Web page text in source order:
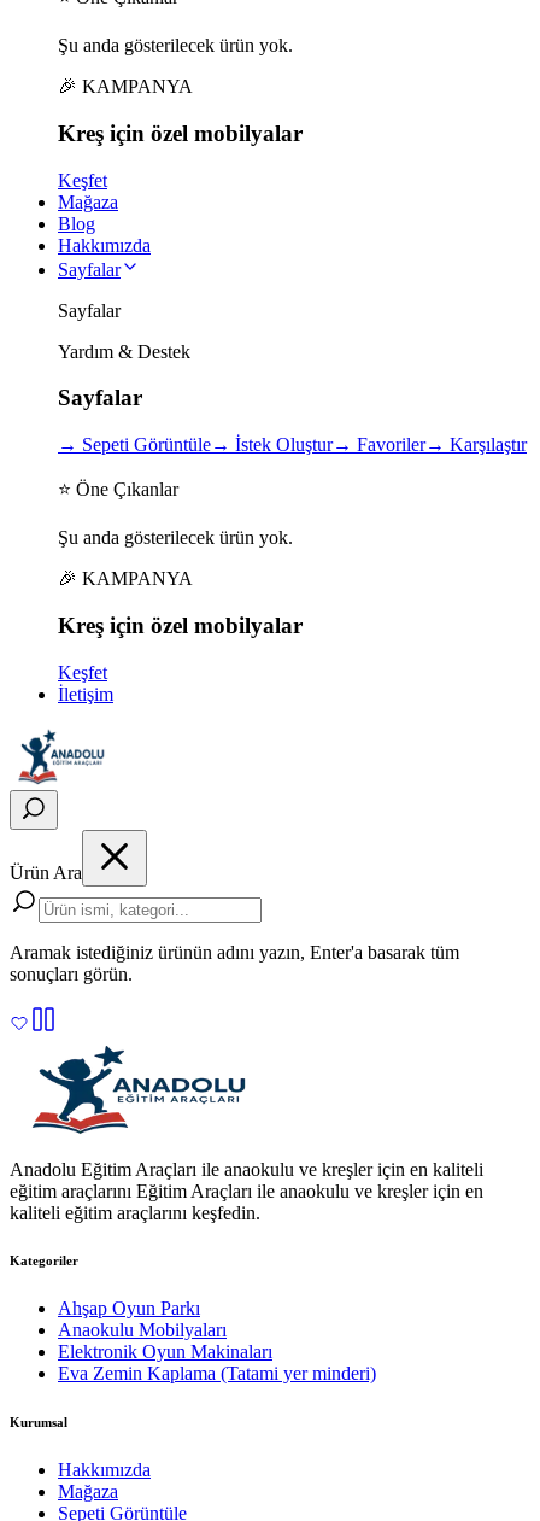
Şu anda gösterilecek ürün yok.
🎉 KAMPANYA
Kreş için özel mobilyalar
Keşfet
Mağaza
Blog
Hakkımızda
Sayfalar
Sayfalar
Yardım & Destek
Sayfalar
→ Sepeti Görüntüle→ İstek Oluştur→ Favoriler→ Karşılaştır
⭐ Öne Çıkanlar
Şu anda gösterilecek ürün yok.
🎉 KAMPANYA
Kreş için özel mobilyalar
Keşfet
İletişim
Ürün Ara
Aramak istediğiniz ürünün adını yazın, Enter'a basarak tüm
sonuçları görün.
Anadolu Eğitim Araçları ile anaokulu ve kreşler için en kaliteli
eğitim araçlarını Eğitim Araçları ile anaokulu ve kreşler için en
kaliteli eğitim araçlarını keşfedin.
Kategoriler
Ahşap Oyun Parkı
Anaokulu Mobilyaları
Elektronik Oyun Makinaları
Eva Zemin Kaplama (Tatami yer minderi)
Kurumsal
Hakkımızda
Mağaza
Sepeti Görüntüle